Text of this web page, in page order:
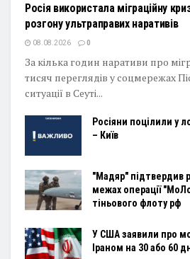
Росія використала міграційну
розгону ультраправих наративів
08.08.2026 0
За кілька годин наративи про
тисяч переглядів у соцмережах
ситуації в Сеуті...
Росіяни поцілили у
– Київ
"Мадяр" підтвердив
межах операції
тіньового флоту рф
У США заявили про
Іраном на 30 або 60